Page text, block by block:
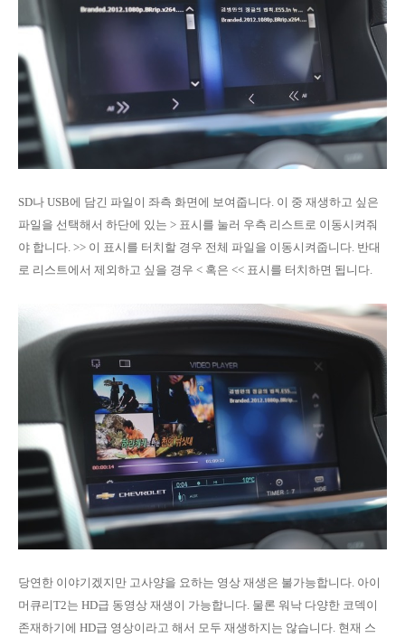
SD나 USB에 담긴 파일이 좌측 화면에 보여줍니다. 이 중 재생하고 싶은
파일을 선택해서 하단에 있는 > 표시를 눌러 우측 리스트로 이동시켜줘
야 합니다. >> 이 표시를 터치할 경우 전체 파일을 이동시켜줍니다. 반대
로 리스트에서 제외하고 싶을 경우 < 혹은 << 표시를 터치하면 됩니다.
당연한 이야기겠지만 고사양을 요하는 영상 재생은 불가능합니다. 아이
머큐리T2는 HD급 동영상 재생이 가능합니다. 물론 워낙 다양한 코덱이
존재하기에 HD급 영상이라고 해서 모두 재생하지는 않습니다. 현재 스